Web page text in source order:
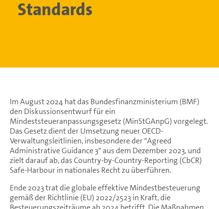
Standards
Im August 2024 hat das Bundesfinanzministerium (BMF)
den Diskussionsentwurf für ein
Mindeststeueranpassungsgesetz (MinStGAnpG) vorgelegt.
Das Gesetz dient der Umsetzung neuer OECD-
Verwaltungsleitlinien, insbesondere der "Agreed
Administrative Guidance 3" aus dem Dezember 2023, und
zielt darauf ab, das Country-by-Country-Reporting (CbCR)
Safe-Harbour in nationales Recht zu überführen.
Ende 2023 trat die globale effektive Mindestbesteuerung
gemäß der Richtlinie (EU) 2022/2523 in Kraft, die